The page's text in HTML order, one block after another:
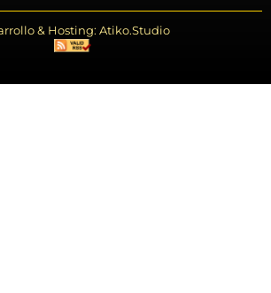
& Hosting: Atiko.Studio